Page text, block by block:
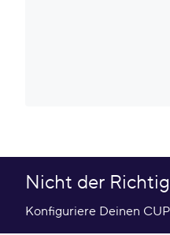
Nicht der
Konfiguriere Deinen